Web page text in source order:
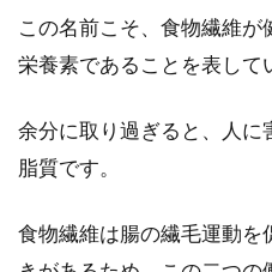
この名前こそ、食物繊維
栄養素であることを表して
余分に取り過ぎると、人に
脂質です。
食物繊維は腸の繊毛運動を